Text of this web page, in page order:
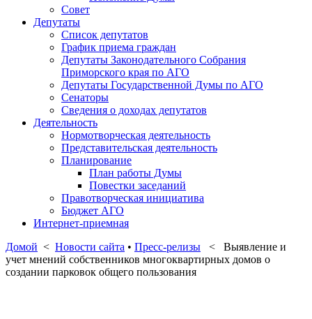
Совет
Депутаты
Список депутатов
График приема граждан
Депутаты Законодательного Собрания
Приморского края по АГО
Депутаты Государственной Думы по АГО
Сенаторы
Сведения о доходах депутатов
Деятельность
Нормотворческая деятельность
Представительская деятельность
Планирование
План работы Думы
Повестки заседаний
Правотворческая инициатива
Бюджет АГО
Интернет-приемная
Домой < Новости сайта • Пресс-релизы < Выявление и
учет мнений собственников многоквартирных домов о
создании парковок общего пользования